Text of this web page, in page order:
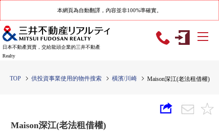
本網頁為自動翻譯，內容並非100%準確實。
日本不動產買賣，交給龍頭企業的三井不動產
Realty
TOP 供投資事業使用的物件搜索 橫濱/川崎 Maison深江(老法租借權)
Maison深江(老法租借權)